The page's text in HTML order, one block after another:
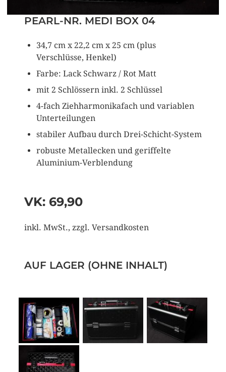
PEARL-NR. MEDI BOX 04
34,7 cm x 22,2 cm x 25 cm (plus
Verschlüsse, Henkel)
Farbe: Lack Schwarz / Rot Matt
mit 2 Schlössern inkl. 2 Schlüssel
4-fach Ziehharmonikafach und variablen
Unterteilungen
stabiler Aufbau durch Drei-Schicht-System
robuste Metallecken und geriffelte
Aluminium-Verblendung
VK: 69,90
inkl. MwSt., zzgl. Versandkosten
AUF LAGER (OHNE INHALT)